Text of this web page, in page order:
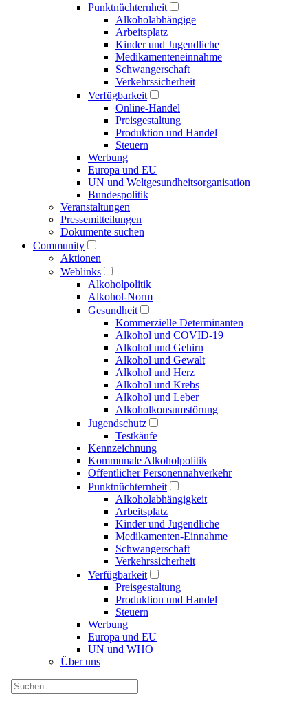
Punkt­nüchternheit
Alkohol­abhängige
Arbeitsplatz
Kinder und Jugendliche
Medikamenten­einnahme
Schwangerschaft
Verkehrs­sicherheit
Verfügbarkeit
Online-Handel
Preisgestaltung
Produktion und Handel
Steuern
Werbung
Europa und EU
UN und Welt­gesundheits­organisation
Bundespolitik
Veranstaltungen
Presse­mitteilungen
Dokumente suchen
Community
Aktionen
Weblinks
Alkoholpolitik
Alkohol-Norm
Gesundheit
Kommerzielle Determinanten
Alkohol und COVID-19
Alkohol und Gehirn
Alkohol und Gewalt
Alkohol und Herz
Alkohol und Krebs
Alkohol und Leber
Alkoholkonsumstörung
Jugendschutz
Testkäufe
Kennzeichnung
Kommunale Alkoholpolitik
Öffentlicher Personennahverkehr
Punktnüchternheit
Alkoholabhängigkeit
Arbeitsplatz
Kinder und Jugendliche
Medikamenten-Einnahme
Schwangerschaft
Verkehrssicherheit
Verfügbarkeit
Preisgestaltung
Produktion und Handel
Steuern
Werbung
Europa und EU
UN und WHO
Über uns